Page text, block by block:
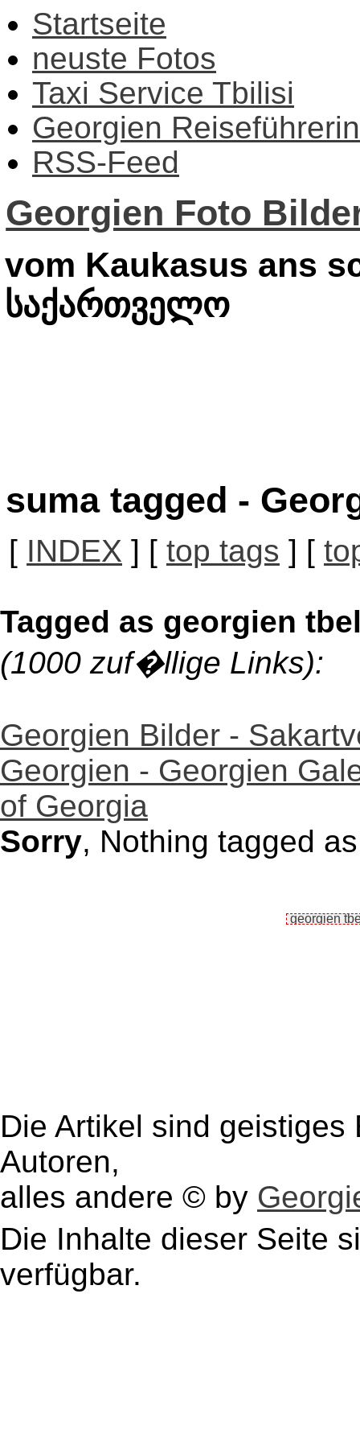
Startseite
neuste Fotos
Taxi Service Tbilisi
Georgien Reiseführerin
RSS-Feed
Georgien Foto
vom Kaukasus ans
საქართველო
suma tagged -
[ INDEX ] [ top tags ] [
Tagged as georgien
(1000 zuf�llige Links):
Georgien Bilder -
Georgien - Georgien
of Georgia
Sorry, Nothing tagged
Die Artikel sind
Autoren,
alles andere © by
Die Inhalte dieser Seite
verfügbar.